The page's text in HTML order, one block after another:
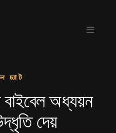
চ্যাট
অধ্যয়ন
দেয়